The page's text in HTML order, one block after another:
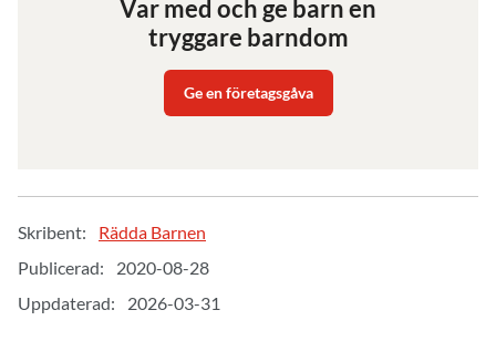
Var med och ge barn en
tryggare barndom
Ge en företagsgåva
Skribent:
Rädda Barnen
Publicerad:
2020-08-28
Uppdaterad:
2026-03-31